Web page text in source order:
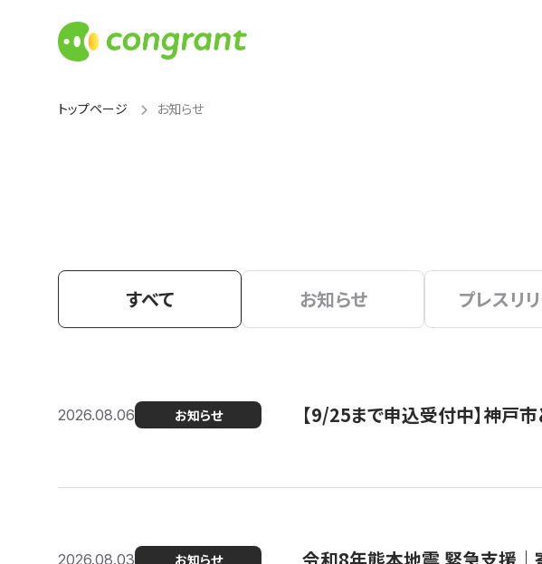
トップページ お知らせ
すべて お知らせ プレスリ
2026.08.06 お知らせ 【9/25まで申込受付中】神戸
2026.08.03 お知らせ